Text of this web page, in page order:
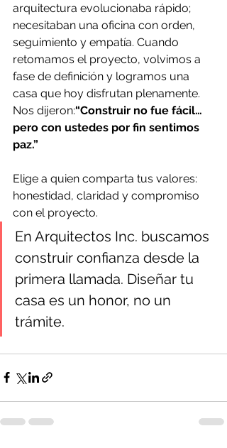
arquitectura evolucionaba rápido;
necesitaban una oficina con orden,
seguimiento y empatía. Cuando
retomamos el proyecto, volvimos a
fase de definición y logramos una
casa que hoy disfrutan plenamente.
Nos dijeron:“Construir no fue fácil…
pero con ustedes por fin sentimos
paz.”
Elige a quien comparta tus valores:
honestidad, claridad y compromiso
con el proyecto.
En Arquitectos Inc. buscamos
construir confianza desde la
primera llamada. Diseñar tu
casa es un honor, no un
trámite.